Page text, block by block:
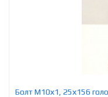
Болт М10х1, 25х156